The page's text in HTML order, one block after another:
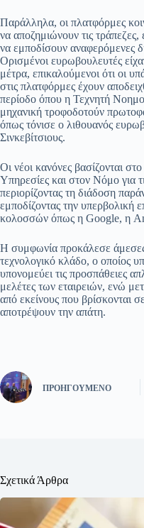
Παράλληλα, οι πλατφόρμες
να αποζημιώνουν τις τράπεζες,
να εμποδίσουν αναφερόμενες
Ορισμένοι ευρωβουλευτές
μέτρα, επικαλούμενοι ότι οι
στις πλατφόρμες έχουν
περίοδο όπου η Τεχνητή
μηχανική τροφοδοτούν
όπως τόνισε ο λιθουανός
Σινκεβίτσιους.
Οι νέοι κανόνες βασίζονται
Υπηρεσίες και στον Νόμο για
περιορίζοντας τη διάδοση
εμποδίζοντας την
κολοσσών όπως η Google, η
Η συμφωνία προκάλεσε άμεσες
τεχνολογικό κλάδο, ο οποίος
υπονομεύει τις προσπάθειες
μελέτες των εταιρειών, ενώ
από εκείνους που βρίσκονται
αποτρέψουν την απάτη.
ΠΡΟΗΓΟΎΜΕΝΟ
Σχετικά Άρθρα